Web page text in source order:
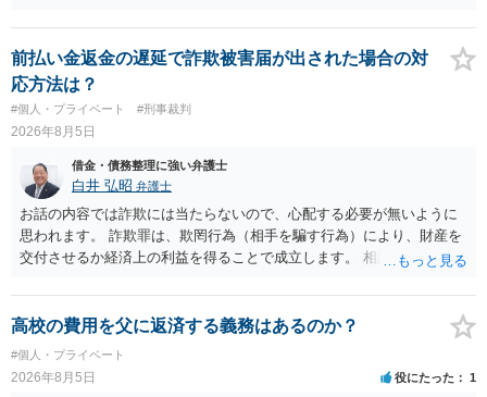
がいいとは思います。 そもそも、特殊詐欺関係なく旦那さんの行為
は法に触れる可能性もあります。 ＞100万を支払わず穏便に和解する
ことは可能でしょうか？ →一般的には難しいです。相談者さんも１０
０万円の被害を受けたとして、１円も払わないで和解したいと言われ
たら、 できるだけ重い刑罰を与えて欲しい、と思われるのではない
でしょうか。 ＞弁護士さんに入ってもらうことで支払額が下がること
はありますか？ そこはあり得ます、ただ、弁護士費用かけるならその
分賠償に回すことも考えられるので、 兼ね合いは考えてみましょう。
前払い金返金の遅延で詐欺被害届が出された場合の対
応方法は？
#個人・プライベート #刑事裁判
2026年8月5日
借金・債務整理に強い弁護士
白井 弘昭 弁護士
お話の内容では詐欺には当たらないので、心配する必要が無いように
思われます。 詐欺罪は、欺罔行為（相手を騙す行為）により、財産を
交付させるか経済上の利益を得ることで成立します。 相談者さんは、
ので、詐欺罪の実行行為性が無く罪に問うことはできません。 おそら
く、相手が真実を話せば警察も取り合わないと思いますが、虚偽の内
容を述べた場合は、捜査はあるかもしれません。 ただし、捜査におい
て、真実を説明すれば、「ちゃんと返しなさいよ」程度の注意で済む
ことだと思われます。 また、返せるお金が無いのであれば、返せない
高校の費用を父に返済する義務はあるのか？
#個人・プライベート
2026年8月5日 役にたった 1